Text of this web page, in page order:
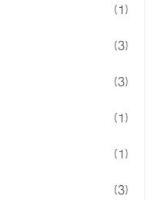
(1)
(3)
(3)
(1)
(1)
(3)